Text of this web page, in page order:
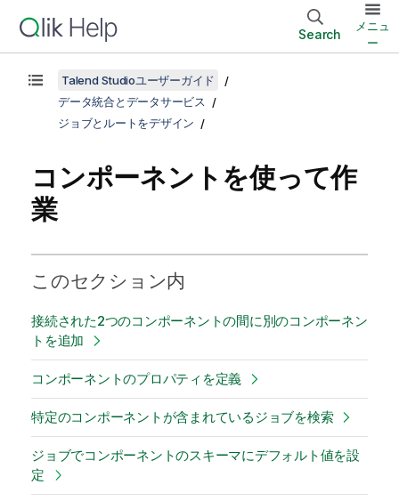
Search
メニュ
ー
Talend Studioユーザーガイド
データ統合とデータサービス
ジョブとルートをデザイン
コンポーネントを使って作
業
このセクション内
接続された2つのコンポーネントの間に別のコンポーネン
トを追加
コンポーネントのプロパティを定義
特定のコンポーネントが含まれているジョブを検索
ジョブでコンポーネントのスキーマにデフォルト値を設
定